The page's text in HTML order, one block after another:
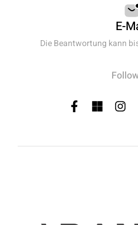
E-
Die Beantwortung kann